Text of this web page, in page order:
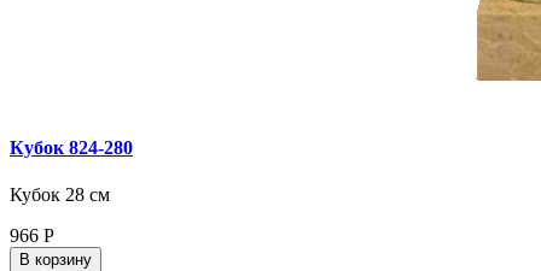
Кубок 824‑280
Кубок 28 см
966 Р
В корзину